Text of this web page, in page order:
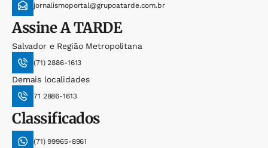
jornalismoportal@grupoatarde.com.br
AssineA TARDE
Salvador e Região Metropolitana
(71) 2886-1613
Demais localidades
71 2886-1613
Classificados
(71) 99965-8961